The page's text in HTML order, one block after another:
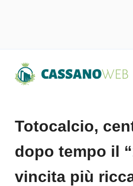
Totocalcio,
dopo tempo il
vincita più